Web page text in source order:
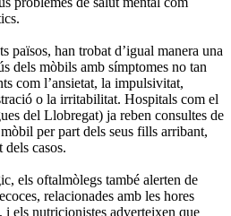
països, han trobat d’igual manera una
dels mòbils amb símptomes no tan
com l’ansietat, la impulsivitat,
o la irritabilitat. Hospitals com el
del Llobregat) ja reben consultes de
per part dels seus fills arribant,
casos.
els oftalmòlegs també alerten de
relacionades amb les hores
i els nutricionistes adverteixen que